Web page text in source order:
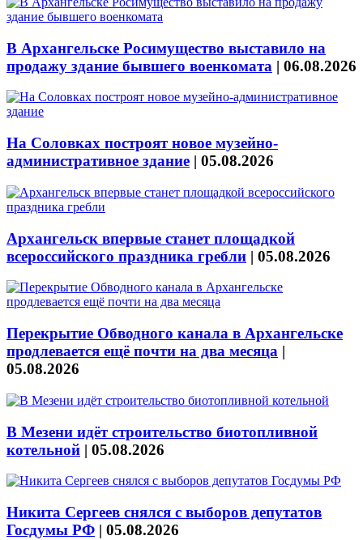
В Архангельске Росимущество выставило на
продажу здание бывшего военкомата | 06.08.2026
На Соловках построят новое музейно-
административное здание | 05.08.2026
Архангельск впервые станет площадкой
всероссийского праздника гребли | 05.08.2026
Перекрытие Обводного канала в Архангельске
продлевается ещё почти на два месяца |
05.08.2026
В Мезени идёт строительство биотопливной
котельной | 05.08.2026
Никита Сергеев снялся с выборов депутатов
Госдумы РФ | 05.08.2026